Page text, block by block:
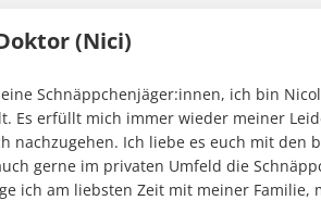
(Nici)
Schnäppchenjäger:innen, ich bin
Es erfüllt mich immer wieder meiner
nachzugehen. Ich liebe es euch mit den
gerne im privaten Umfeld die
ich am liebsten Zeit mit meiner Familie,